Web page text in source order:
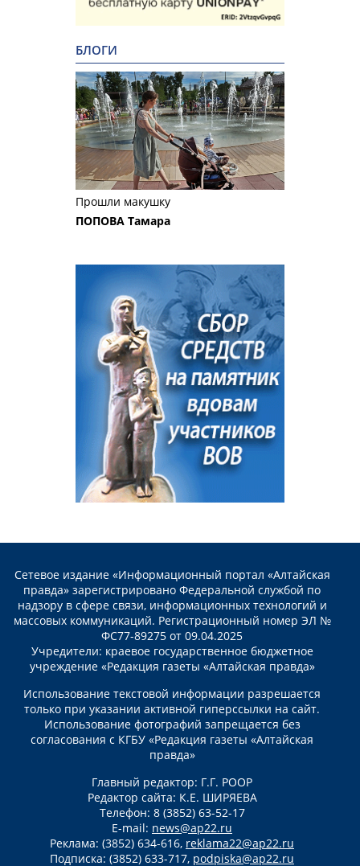
БЛОГИ
Прошли макушку
ПОПОВА Тамара
Сетевое издание «Информационный портал «Алтайская
правда» зарегистрировано Федеральной службой по
надзору в сфере связи, информационных технологий и
массовых коммуникаций. Регистрационный номер ЭЛ №
ФС77-89275 от 09.04.2025
Учредители: краевое государственное бюджетное
учреждение «Редакция газеты «Алтайская правда»
Использование текстовой информации разрешается
только при указании активной гиперссылки на сайт.
Использование фотографий запрещается без
согласования с КГБУ «Редакция газеты «Алтайская
правда»
Главный редактор: Г.Г. РООР
Редактор сайта: К.Е. ШИРЯЕВА
Телефон: 8 (3852) 63-52-17
E-mail: news@ap22.ru
Реклама: (3852) 634-616, reklama22@ap22.ru
Подписка: (3852) 633-717, podpiska@ap22.ru